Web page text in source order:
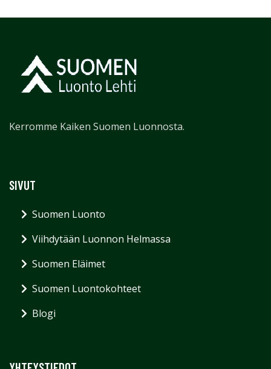
Kerromme Kaiken Suomen Luonnosta.
SIVUT
Suomen Luonto
Viihdytään Luonnon Helmassa
Suomen Eläimet
Suomen Luontokohteet
Blogi